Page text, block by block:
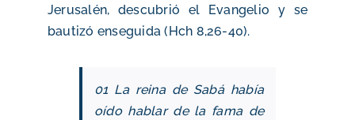
Jerusalén, descubrió el Evangelio y se
bautizó enseguida (Hch 8,26-40).
01 La reina de Sabá había
oído hablar de la fama de